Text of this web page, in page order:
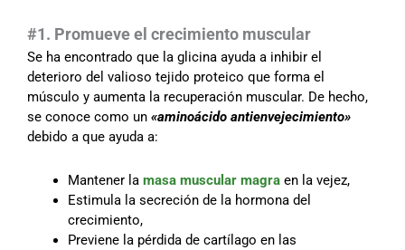
#1. Promueve el crecimiento muscular
Se ha encontrado que la glicina ayuda a inhibir el
deterioro del valioso tejido proteico que forma el
músculo y aumenta la recuperación muscular. De hecho,
se conoce como un «aminoácido antienvejecimiento»
debido a que ayuda a:
Mantener la masa muscular magra en la vejez,
Estimula la secreción de la hormona del
crecimiento,
Previene la pérdida de cartílago en las